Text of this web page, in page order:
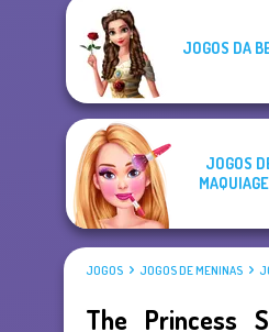
JOGOS DA
JOGOS
JOGOS JOGOS DE MENINAS
The Princess